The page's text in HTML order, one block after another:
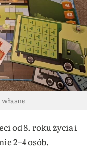
od 8. roku życia i
2–4 osób.